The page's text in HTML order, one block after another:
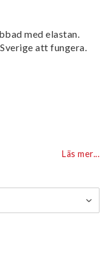
med elastan.
att fungera.
Läs mer...